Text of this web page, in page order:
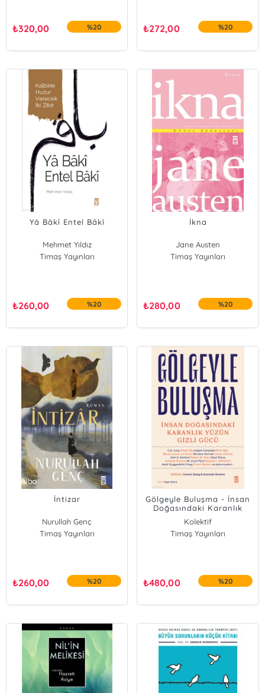
₺320,00 %20 ₺272,00 %20
Yâ Bâkî Entel Bâkî
Mehmet Yıldız
Timaş Yayınları
₺260,00 %20
İkna
Jane Austen
Timaş Yayınları
₺280,00 %20
İntizar
Nurullah Genç
Timaş Yayınları
₺260,00 %20
Gölgeyle Buluşma - İnsan
Doğasındaki Karanlık
Yüzün Gizli Gücü
Kolektif
Timaş Yayınları
₺480,00 %20